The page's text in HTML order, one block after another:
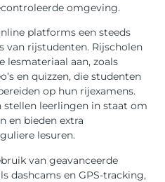
omgeving.
platforms een steeds
van rijstudenten. Rijscholen
lesmateriaal aan, zoals
en quizzen, die studenten
op hun rijexamens.
leerlingen in staat om
en bieden extra
lesuren.
van geavanceerde
dashcams en GPS-tracking,